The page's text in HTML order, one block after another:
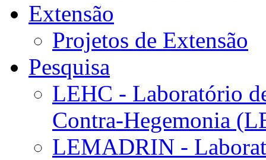
Extensão
Projetos de Extensão
Pesquisa
LEHC - Laboratório
Contra-Hegemonia
LEMADRIN -